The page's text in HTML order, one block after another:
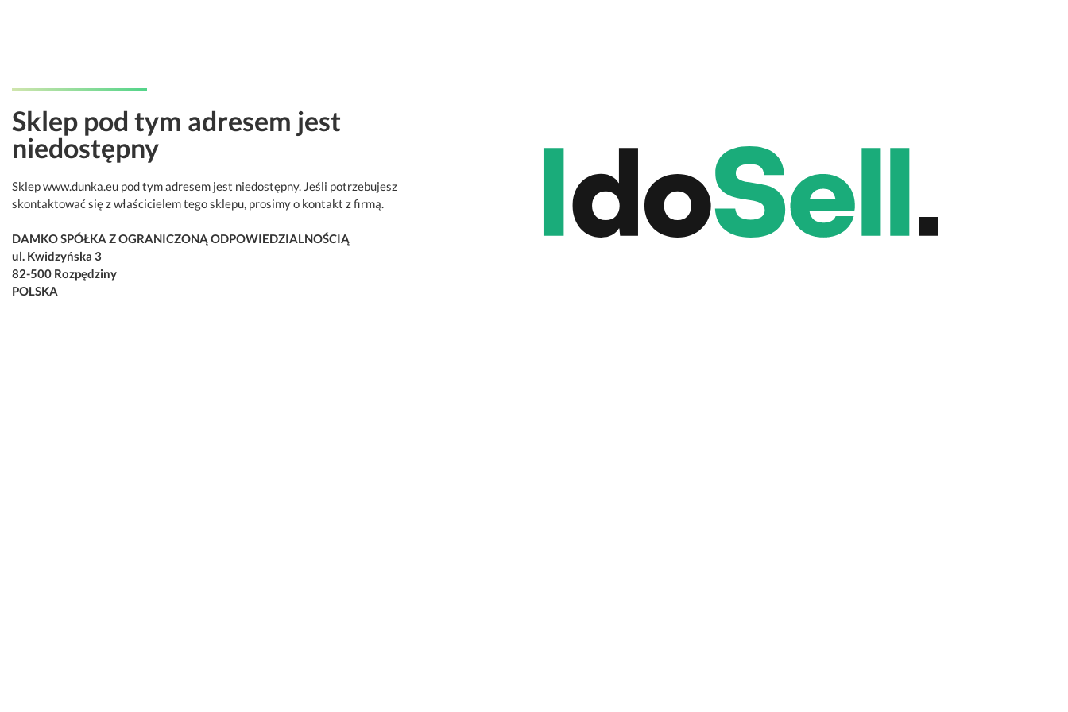
Sklep pod tym adresem jest
niedostępny
Sklep www.dunka.eu pod tym adresem jest niedostępny. Jeśli potrzebujesz
skontaktować się z właścicielem tego sklepu, prosimy o kontakt z firmą.
DAMKO SPÓŁKA Z OGRANICZONĄ ODPOWIEDZIALNOŚCIĄ
ul. Kwidzyńska 3
82-500 Rozpędziny
POLSKA